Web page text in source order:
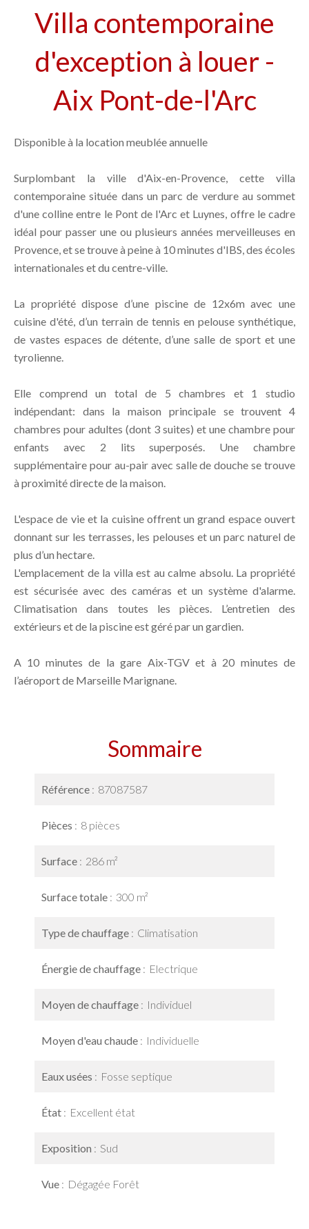
Villa contemporaine
d'exception à louer -
Aix Pont-de-l'Arc
Disponible à la location meublée annuelle
Surplombant la ville d'Aix-en-Provence, cette villa
contemporaine située dans un parc de verdure au sommet
d'une colline entre le Pont de l'Arc et Luynes, offre le cadre
idéal pour passer une ou plusieurs années merveilleuses en
Provence, et se trouve à peine à 10 minutes d'IBS, des écoles
internationales et du centre-ville.
La propriété dispose d’une piscine de 12x6m avec une
cuisine d'été, d’un terrain de tennis en pelouse synthétique,
de vastes espaces de détente, d’une salle de sport et une
tyrolienne.
Elle comprend un total de 5 chambres et 1 studio
indépendant: dans la maison principale se trouvent 4
chambres pour adultes (dont 3 suites) et une chambre pour
enfants avec 2 lits superposés. Une chambre
supplémentaire pour au-pair avec salle de douche se trouve
à proximité directe de la maison.
L'espace de vie et la cuisine offrent un grand espace ouvert
donnant sur les terrasses, les pelouses et un parc naturel de
plus d’un hectare.
L'emplacement de la villa est au calme absolu. La propriété
est sécurisée avec des caméras et un système d'alarme.
Climatisation dans toutes les pièces. L’entretien des
extérieurs et de la piscine est géré par un gardien.
A 10 minutes de la gare Aix-TGV et à 20 minutes de
l’aéroport de Marseille Marignane.
Sommaire
Référence 87087587
Pièces 8 pièces
Surface 286 m²
Surface totale 300 m²
Type de chauffage Climatisation
Énergie de chauffage Electrique
Moyen de chauffage Individuel
Moyen d'eau chaude Individuelle
Eaux usées Fosse septique
État Excellent état
Exposition Sud
Vue Dégagée Forêt